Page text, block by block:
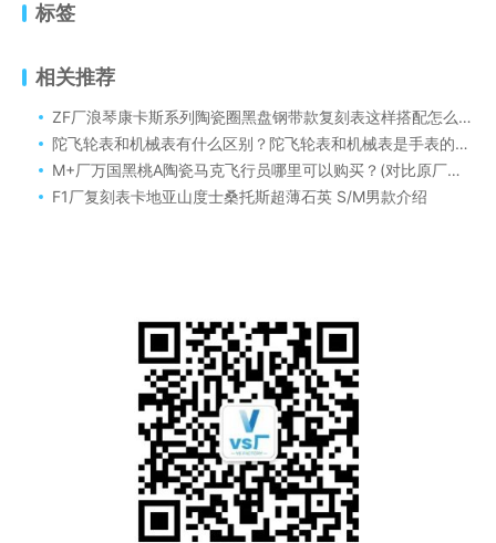
标签
相关推荐
ZF厂浪琴康卡斯系列陶瓷圈黑盘钢带款复刻表这样搭配怎么样（ZF复刻浪琴系列如何）
陀飞轮表和机械表有什么区别？陀飞轮表和机械表是手表的重要分类，它们之间的区别主要在于其工作原理和结构
M+厂万国黑桃A陶瓷马克飞行员哪里可以购买？(对比原厂差距大吗？)
F1厂复刻表卡地亚山度士桑托斯超薄石英 S/M男款介绍